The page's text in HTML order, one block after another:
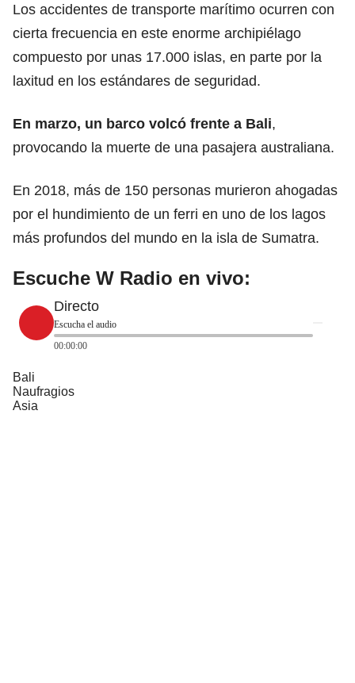
Los accidentes de transporte marítimo ocurren con
cierta frecuencia en este enorme archipiélago
compuesto por unas 17.000 islas, en parte por la
laxitud en los estándares de seguridad.
En marzo, un barco volcó frente a Bali,
provocando la muerte de una pasajera australiana.
En 2018, más de 150 personas murieron ahogadas
por el hundimiento de un ferri en uno de los lagos
más profundos del mundo en la isla de Sumatra.
Escuche W Radio en vivo:
Directo
Escucha el audio
00:00:00
Bali
Naufragios
Asia